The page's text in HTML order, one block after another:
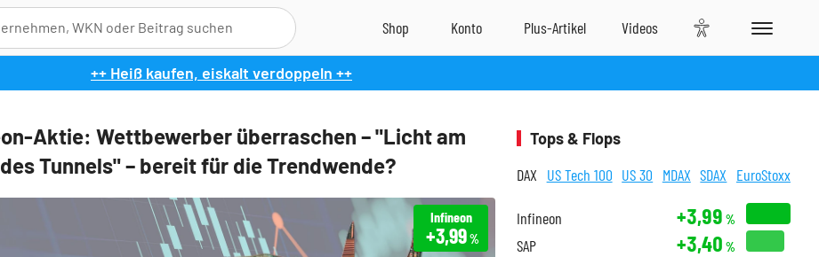
++ Heiß kaufen, eiskalt verdoppeln ++
Aktie: Wettbewerber überraschen – "Licht am
Tunnels" – bereit für die Trendwende?
Infineon
+3,99%
Tops & Flops
DAX US Tech 100 US 30 MDAX SDAX EuroStoxx
Infineon +3,99 %
SAP +3,40 %